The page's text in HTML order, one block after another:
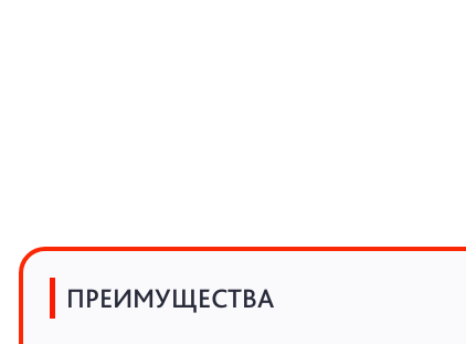
ПРЕИМУЩЕСТВА